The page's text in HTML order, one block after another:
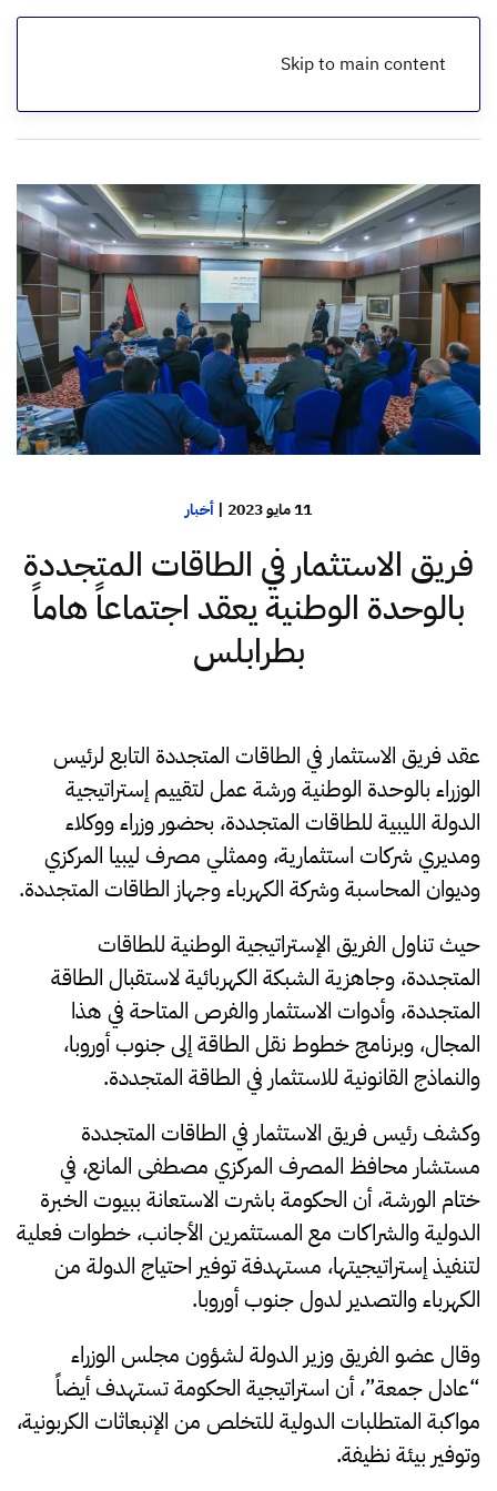
Skip to main content
الرئيسية
11 مايو 2023 | أخبار
فريق الاستثمار في الطاقات المتجددة
بالوحدة الوطنية يعقد اجتماعاً هاماً
بطرابلس
عقد فريق الاستثمار في الطاقات المتجددة التابع لرئيس
الوزراء بالوحدة الوطنية ورشة عمل لتقييم إستراتيجية
الدولة الليبية للطاقات المتجددة، بحضور وزراء ووكلاء
ومديري شركات استثمارية، وممثلي مصرف ليبيا المركزي
وديوان المحاسبة وشركة الكهرباء وجهاز الطاقات المتجددة.
حيث تناول الفريق الإستراتيجية الوطنية للطاقات
المتجددة، وجاهزية الشبكة الكهربائية لاستقبال الطاقة
المتجددة، وأدوات الاستثمار والفرص المتاحة في هذا
المجال، وبرنامج خطوط نقل الطاقة إلى جنوب أوروبا،
والنماذج القانونية للاستثمار في الطاقة المتجددة.
وكشف رئيس فريق الاستثمار في الطاقات المتجددة
مستشار محافظ المصرف المركزي مصطفى المانع، في
ختام الورشة، أن الحكومة باشرت الاستعانة ببيوت الخبرة
الدولية والشراكات مع المستثمرين الأجانب، خطوات فعلية
لتنفيذ إستراتيجيتها، مستهدفة توفير احتياج الدولة من
الكهرباء والتصدير لدول جنوب أوروبا.
وقال عضو الفريق وزير الدولة لشؤون مجلس الوزراء
“عادل جمعة”، أن استراتيجية الحكومة تستهدف أيضاً
مواكبة المتطلبات الدولية للتخلص من الإنبعاثات الكربونية،
وتوفير بيئة نظيفة.